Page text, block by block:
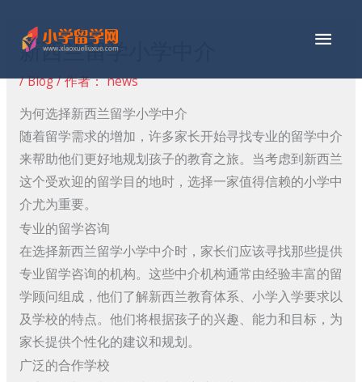
容
主
新西兰留学小学中介
/Blog/ 作者：news
为何选择新西兰留学小学中介
随着留学需求的增加，许多家长开始寻找专业的留学中介
来帮助他们更好地规划孩子的教育之旅。当考虑到新西兰
这个受欢迎的留学目的地时，选择一家值得信赖的小学中
介尤为重要。
专业的留学咨询
在选择新西兰留学小学中介时，家长们应该寻找那些提供
专业留学咨询的机构。这些中介机构通常由经验丰富的留
学顾问组成，他们了解新西兰教育体系、小学入学要求以
及学校的特点。他们将根据孩子的兴趣、能力和目标，为
家长提供个性化的建议和规划。
广泛的合作学校